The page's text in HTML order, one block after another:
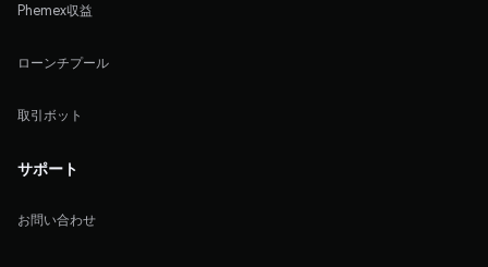
Phemex収益
ローンチプール
取引ボット
サポート
お問い合わせ